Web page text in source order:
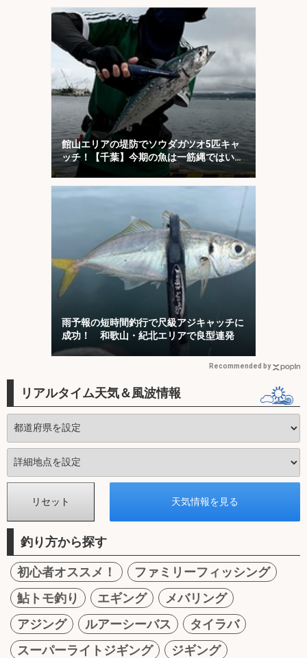
館山エリアの堤防でソウダガツオ5匹キャ
ッチ！【千葉】今期の魚は一筋縄ではいか
ない？
雨予報の短時間釣行で尺級アジキャッチに
成功！ 和歌山・紀北エリアで良型連発
Recommended by
リアルタイム天気＆風波情報
釣り方から探す
初心者オススメ！
ファミリーフィッシング
鮎トモ釣り
エギング
メバリング
アジング
ルアーシーバス
タイラバ
スーパーライトジギング
ジギング